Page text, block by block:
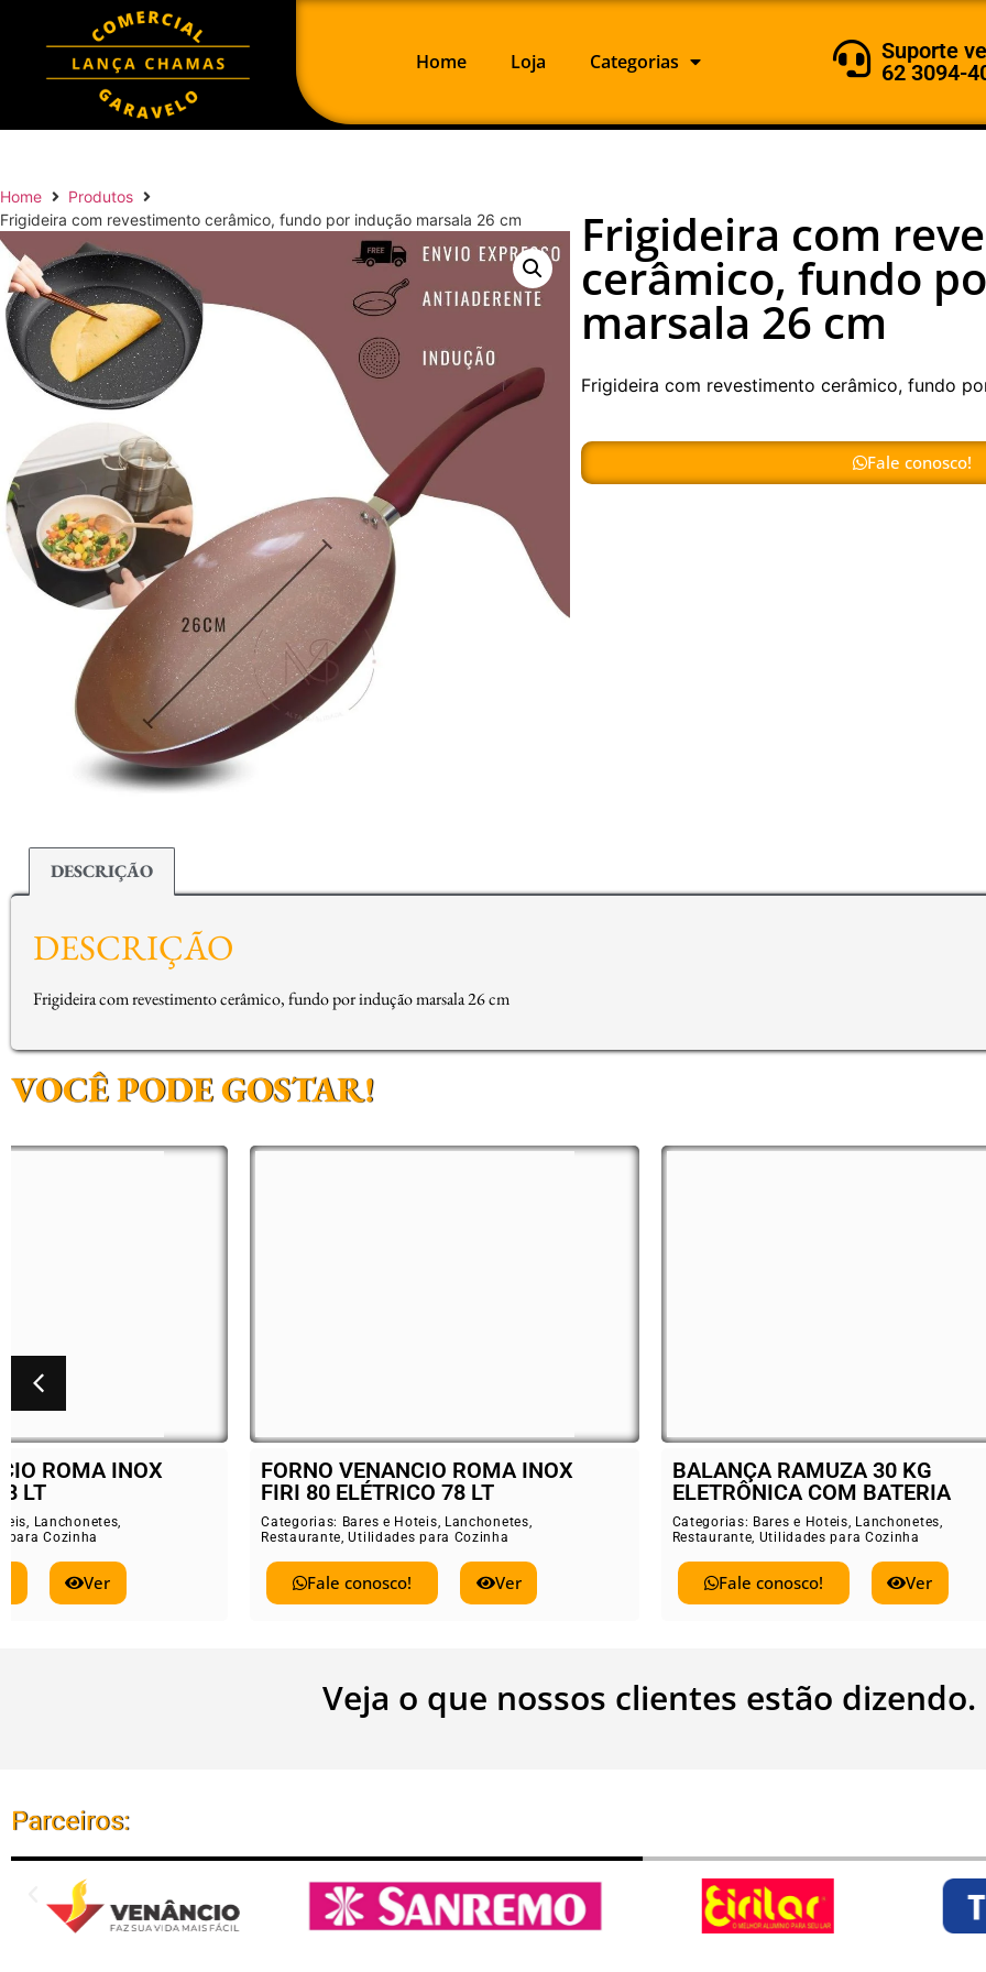
Home Loja Categorias
Suporte
62 3094-
Home
Produtos
Frigideira com revestimento cerâmico, fundo por indução marsala 26 cm
Frigideira com
cerâmico, fundo
marsala 26 cm
Frigideira com revestimento cerâmico, fundo
Fale conosco!
DESCRIÇÃO
DESCRIÇÃO
Frigideira com revestimento cerâmico, fundo por indução marsala 26 cm
VOCÊ PODE GOSTAR!
FORNO VENANCIO ROMA INOX
FIRI 80 ELÉTRICO 78 LT
Categorias:Bares e Hoteis Lanchonetes,
Restaurante
Utilidades para Cozinha
Fale conosco! Ver
BALANÇA RAMUZA 30 KG
ELETRÔNICA COM BATERIA
Categorias:Bares e Hoteis Lanchonetes,
Restaurante
Utilidades para Cozinha
Fale conosco!
FORNO
FIRI 80 A
Categorias:Bares e
Restaurante
Fale
Veja o que nossos clientes estão dizendo.
Parceiros: